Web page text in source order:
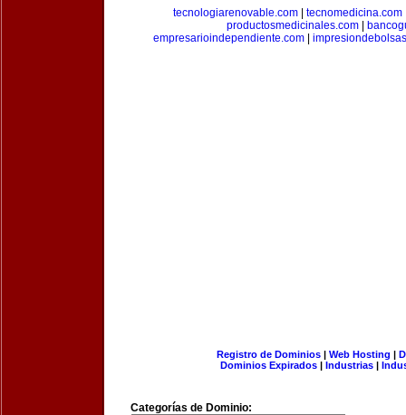
tecnologiarenovable.com
tecnomedicina.com
productosmedicinales.com|
empresarioindependiente.com
Registro de Dominios| Web Hosting |
Dominios Expirados | Industrias |
Categorías de Dominio: